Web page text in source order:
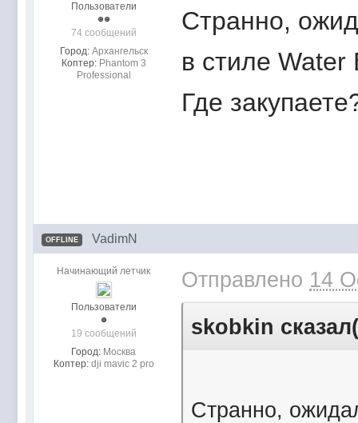
Пользователи
74 сообщений
Город: Архангельск
Коптер: Phantom 3
Professional
Странно,
в стиле Water
Где
OFFLINE VadimN
Начинающий летчик
Пользователи
19 сообщений
Город: Москва
Коптер: dji mavic 2 pro
Отправлено 14
skobkin
Странно,